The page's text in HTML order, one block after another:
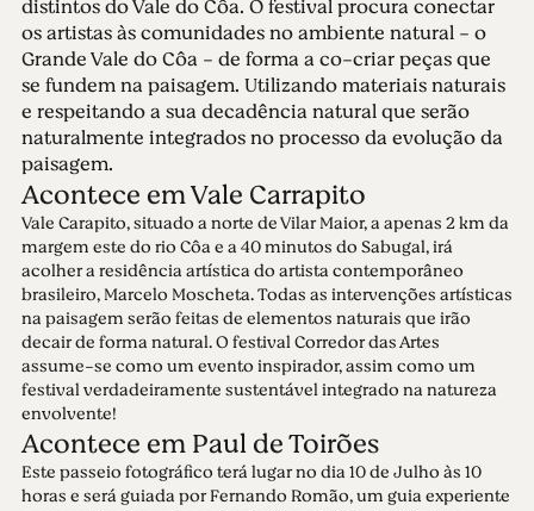
Corredor das Artes
29.05.2023 • 11.06.2023
Organizado pela Rewilding Portugal, a primeira
edição do festival Côa - Corredor das Artes irá
decorrer no 5 fins-de-semana de Julho em 5 locais
distintos do Vale do Côa.
distintos do Vale do Côa. O festival procura conectar
os artistas às comunidades no ambiente natural - o
Grande Vale do Côa - de forma a co-criar peças que
se fundem na paisagem. Utilizando materiais naturais
e respeitando a sua decadência natural que serão
naturalmente integrados no processo da evolução da
paisagem.
Acontece em Vale Carrapito
Vale Carapito, situado a norte de Vilar Maior, a apenas 2 km da
margem este do rio Côa e a 40 minutos do Sabugal, irá
acolher a residência artística do artista contemporâneo
brasileiro, Marcelo Moscheta. Todas as intervenções artísticas
na paisagem serão feitas de elementos naturais que irão
decair de forma natural. O festival Corredor das Artes
assume-se como um evento inspirador, assim como um
festival verdadeiramente sustentável integrado na natureza
envolvente!
Acontece em Paul de Toirões
Este passeio fotográfico terá lugar no dia 10 de Julho às 10
horas e será guiada por Fernando Romão, um guia experiente